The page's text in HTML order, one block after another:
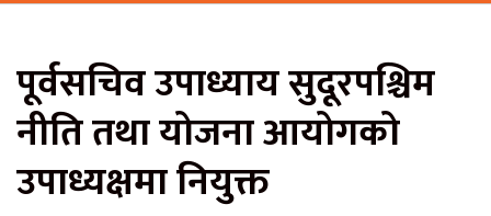
पूर्वसचिव उपाध्याय सुदूरपश्चिम
नीति तथा योजना आयोगको
उपाध्यक्षमा नियुक्त